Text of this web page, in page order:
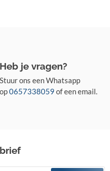
Heb je vragen?
Stuur ons een Whatsapp
op0657338059 of een email.